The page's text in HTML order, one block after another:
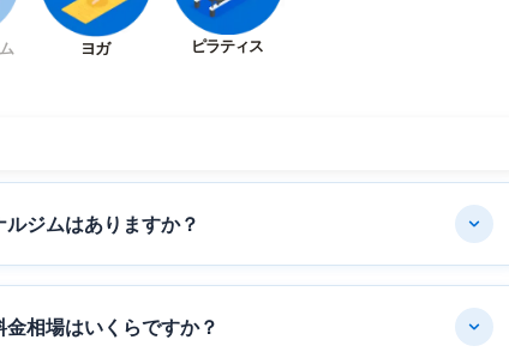
ヨガ ピラティス
ジムはありますか？
相場はいくらですか？